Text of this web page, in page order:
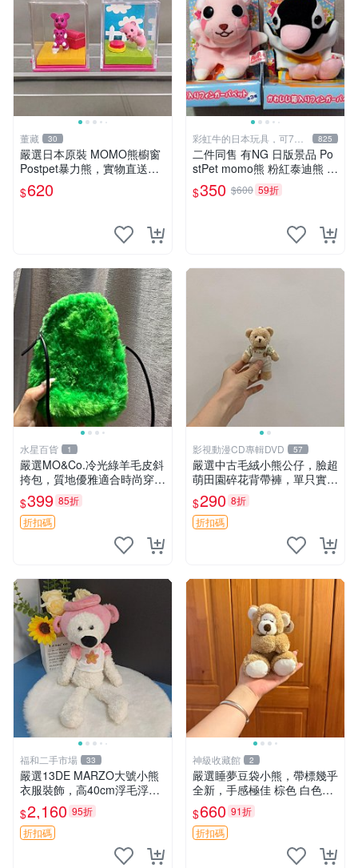
董藏 30
嚴選日本原裝 MOMO熊櫥窗
Postpet暴力熊，實物直送新
臺灣。MOMO熊 暴力熊 熊貓
櫥窗
$620
彩虹牛的日本玩具，可7取
付
825
二件同售 有NG 日版景品 Po
stPet momo熊 粉紅泰迪熊 妹
妹 comomo 企鵝 娃娃 布偶
手指頭 娃娃
$350 $600 59折
水星百貨 1
嚴選MO&Co.冷光綠羊毛皮斜
挎包，質地優雅適合時尚穿搭
冷光綠 皮包 斜挎包
$399 85折
折扣碼
影視動漫CD專輯DVD 57
嚴選中古毛絨小熊公仔，臉超
萌田園碎花背帶褲，單只實拍
展示 中古、毛絨玩具、玩偶
$290 8折
折扣碼
福和二手市場 33
嚴選13DE MARZO大號小熊
衣服裝飾，高40cm浮毛浮
灰，詳觀後再拍。二手收藏請
珍惜。 13DE MARZO 二手
小熊 衣服裝飾
$2,160 95折
折扣碼
神級收藏館 2
嚴選睡夢豆袋小熊，帶標幾乎
全新，手感極佳 棕色 白色腳
掌 60包 睡枕 豆袋抱枕
$660 91折
折扣碼